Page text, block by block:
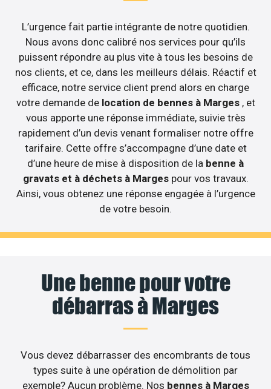
L’urgence fait partie intégrante de notre quotidien.
Nous avons donc calibré nos services pour qu’ils
puissent répondre au plus vite à tous les besoins de
nos clients, et ce, dans les meilleurs délais. Réactif et
efficace, notre service client prend alors en charge
votre demande de location de bennes à Marges , et
vous apporte une réponse immédiate, suivie très
rapidement d’un devis venant formaliser notre offre
tarifaire. Cette offre s’accompagne d’une date et
d’une heure de mise à disposition de la benne à
gravats et à déchets à Marges pour vos travaux.
Ainsi, vous obtenez une réponse engagée à l’urgence
de votre besoin.
Une benne pour votre
débarras à Marges
Vous devez débarrasser des encombrants de tous
types suite à une opération de démolition par
exemple? Aucun problème. Nos bennes à Marges